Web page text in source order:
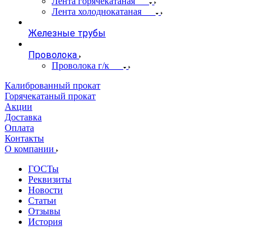
Лента холоднокатаная
Железные трубы
Проволока
Проволока г/к
Калиброванный прокат
Горячекатаный прокат
Акции
Доставка
Оплата
Контакты
О компании
ГОСТы
Реквизиты
Новости
Статьи
Отзывы
История